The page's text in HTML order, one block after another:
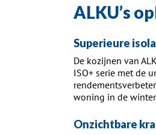
ALKU’s
Superieure
De kozijnen van
ISO+ serie met de
woning in de
Onzichtbare